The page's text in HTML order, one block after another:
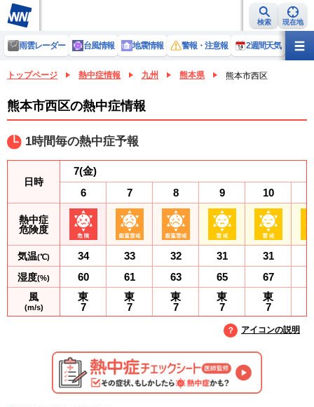
検索 現在地
雨雲レーダー 台風情報 地震情報 警報・注意報 2週間天気 ラ
トップページ 熱中症情報 九州 熊本県 熊本市西区
熊本市西区の熱中症情報
1時間毎の熱中症予報
日時
熱中症
危険度
気温(℃)
湿度(%)
風
(m/s)
7(金)
6
34
60
東
7
7
33
61
東
7
8
32
63
東
7
9
31
65
東
7
10
31
67
東
7
アイコンの説明